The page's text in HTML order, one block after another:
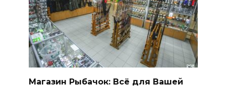
Магазин Рыбачок: Всё для Вашей